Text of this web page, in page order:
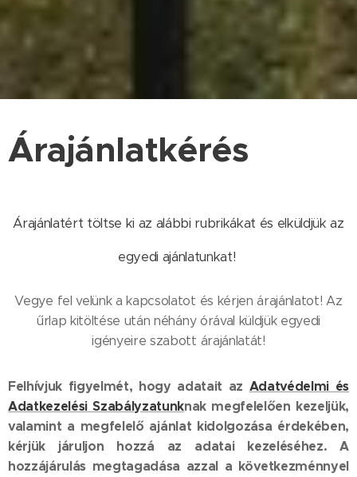
Árajánlatkérés
Árajánlatért töltse ki az alábbi rubrikákat és elküldjük az
egyedi ajánlatunkat!
Vegye fel velünk a kapcsolatot és kérjen árajánlatot! Az
űrlap kitöltése után néhány órával küldjük egyedi
igényeire szabott árajánlatát!
Felhívjuk figyelmét, hogy adatait az Adatvédelmi és
Adatkezelési Szabályzatunknak megfelelően kezeljük,
valamint a megfelelő ajánlat kidolgozása érdekében,
kérjük járuljon hozzá az adatai kezeléséhez. A
hozzájárulás megtagadása azzal a következménnyel